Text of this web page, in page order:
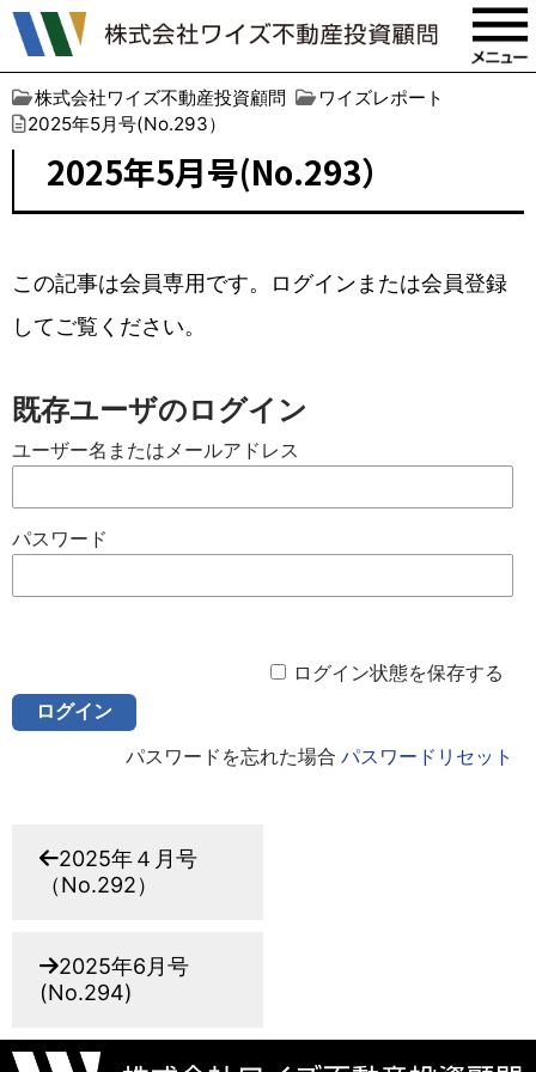
株式会社ワイズ不動産投資顧問
ワイズレポート
2025年5月号(No.293）
2025年5月号(No.293）
この記事は会員専用です。ログインまたは会員登録
してご覧ください。
既存ユーザのログイン
ユーザー名またはメールアドレス
パスワード
ログイン状態を保存する
パスワードを忘れた場合パスワードリセット
2025年４月号
（No.292）
2025年6月号
(No.294)